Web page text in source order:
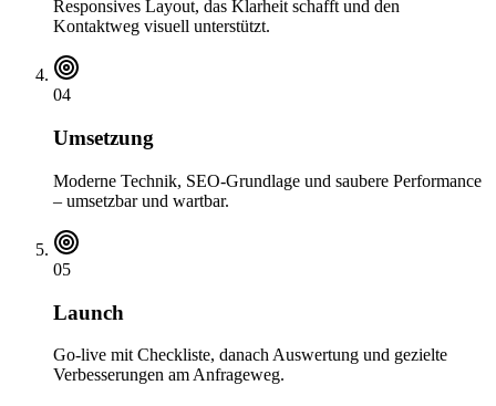
Responsives Layout, das Klarheit schafft und den
Kontaktweg visuell unterstützt.
04
Umsetzung
Moderne Technik, SEO-Grundlage und saubere Performance
– umsetzbar und wartbar.
05
Launch
Go-live mit Checkliste, danach Auswertung und gezielte
Verbesserungen am Anfrageweg.